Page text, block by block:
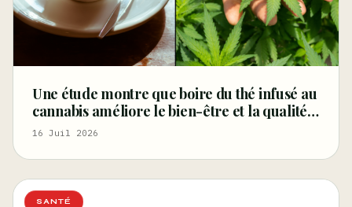
Une étude montre que boire du thé infusé au
cannabis améliore le bien-être et la qualité
du sommeil – Marijuana Moment
16 Juil 2026
SANTÉ